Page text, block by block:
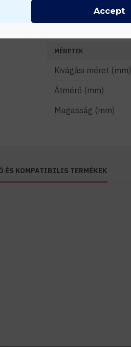
KÖRNYEZETI ADATOK
MÉRETEK
Kivágási méret (mm)
Átmérő (mm)
Magasság (mm)
ÉS KOMPATIBILIS TERMÉKEK
Accept